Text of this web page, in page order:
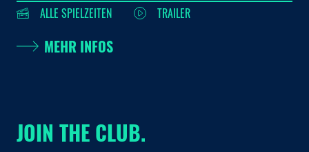
ALLE SPIELZEITEN
TRAILER
MEHR INFOS
JOIN THE CLUB.